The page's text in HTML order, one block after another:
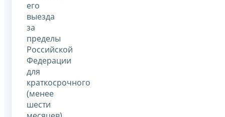
его
выезда
за
пределы
Российской
Федерации
для
краткосрочного
(менее
шести